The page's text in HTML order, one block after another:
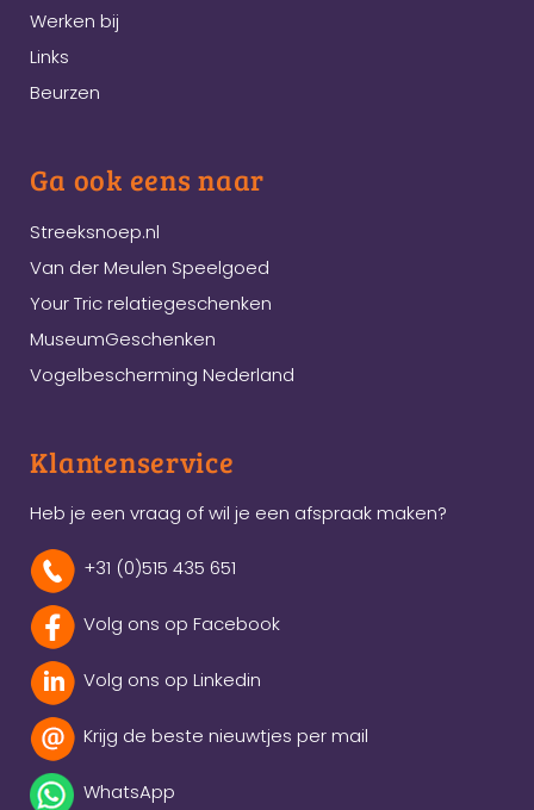
Werken bij
Links
Beurzen
Ga ook eens naar
Streeksnoep.nl
Van der Meulen Speelgoed
Your Tric relatiegeschenken
MuseumGeschenken
Vogelbescherming Nederland
Klantenservice
Heb je een vraag of wil je een afspraak maken?
+31 (0)515 435 651
Volg ons op Facebook
Volg ons op Linkedin
Krijg de beste nieuwtjes per mail
WhatsApp